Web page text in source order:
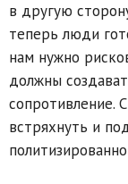
в другую
теперь люди
нам нужно
должны
сопротивление.
встряхнуть и